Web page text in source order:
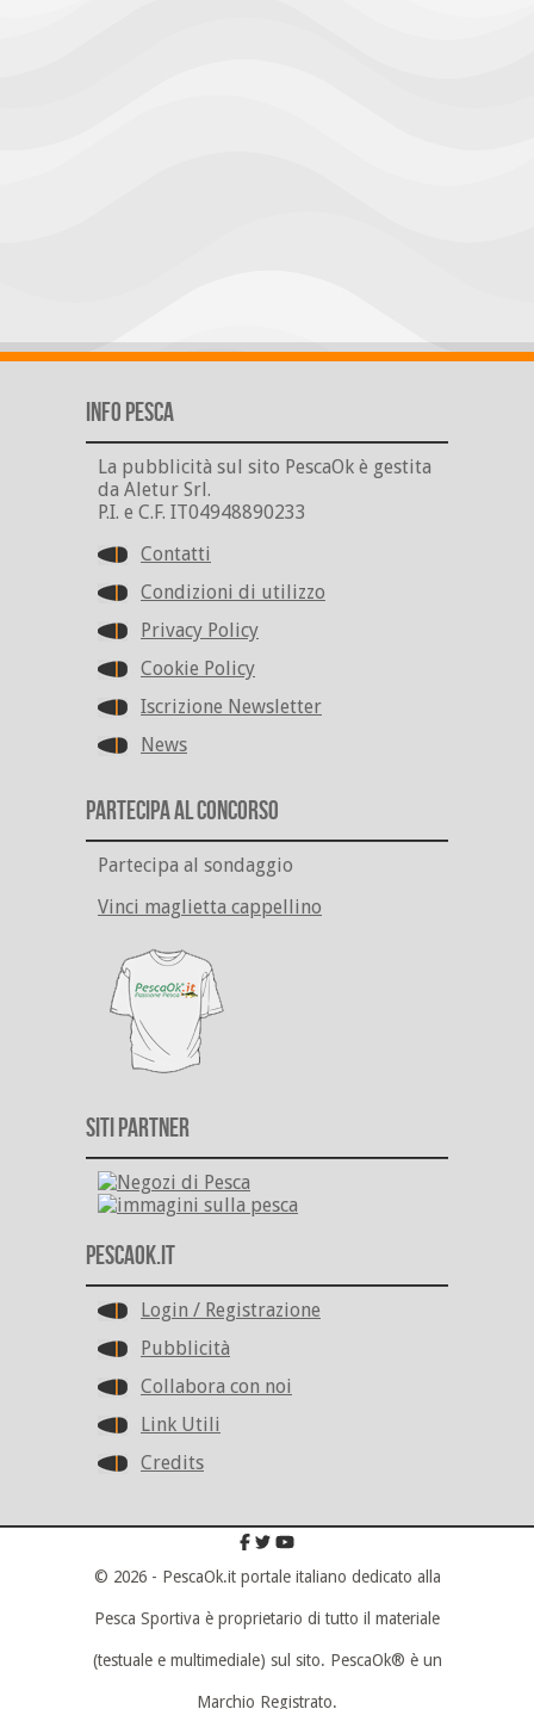
Info Pesca
La pubblicità sul sito PescaOk è gestita
da Aletur Srl.
P.I. e C.F. IT04948890233
Contatti
Condizioni di utilizzo
Privacy Policy
Cookie Policy
Iscrizione Newsletter
News
Partecipa al Concorso
Partecipa al sondaggio
Vinci maglietta cappellino
Siti Partner
PescaOk.it
Login / Registrazione
Pubblicità
Collabora con noi
Link Utili
Credits
© 2026 - PescaOk.it portale italiano dedicato alla
Pesca Sportiva è proprietario di tutto il materiale
(testuale e multimediale) sul sito. PescaOk® è un
Marchio Registrato.